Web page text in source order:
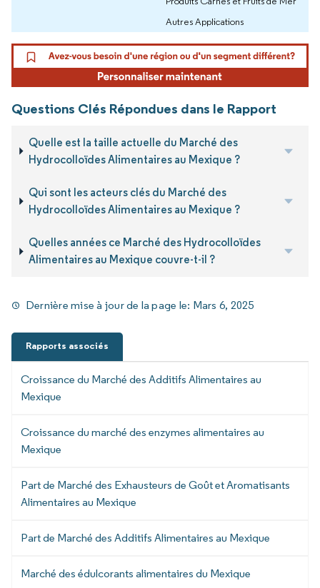
Autres Applications
Questions Clés Répondues dans le Rapport
Quelle est la taille actuelle du Marché des
Hydrocolloïdes Alimentaires au Mexique ?
Qui sont les acteurs clés du Marché des
Hydrocolloïdes Alimentaires au Mexique ?
Quelles années ce Marché des Hydrocolloïdes
Alimentaires au Mexique couvre-t-il ?
Dernière mise à jour de la page le: Mars 6, 2025
Rapports associés
Croissance du Marché des Additifs Alimentaires au
Mexique
Croissance du marché des enzymes alimentaires au
Mexique
Part de Marché des Exhausteurs de Goût et Aromatisants
Alimentaires au Mexique
Part de Marché des Additifs Alimentaires au Mexique
Marché des édulcorants alimentaires du Mexique